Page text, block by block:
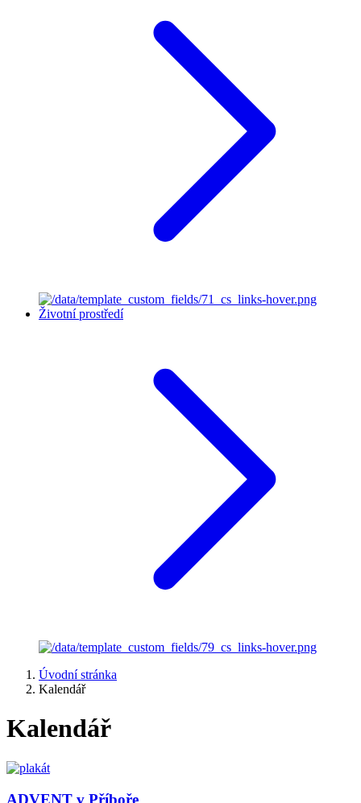
Životní prostředí
Úvodní stránka
Kalendář
Kalendář
ADVENT v Příboře